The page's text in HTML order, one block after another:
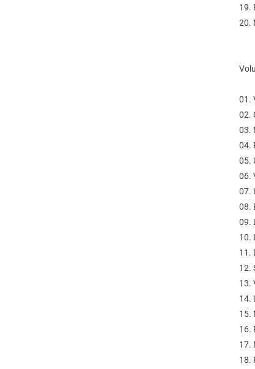
19.
20.
01.
02.
03.
04.
05.
06.
07.
08.
09.
10.
11.
12.
13.
14.
15.
16.
17.
18.